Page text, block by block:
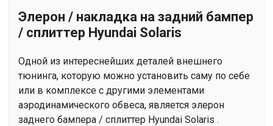
Hyundai
Solaris
Элерон / накладка на задний бампер
/ сплиттер Hyundai Solaris
Одной из интереснейших деталей внешнего
тюнинга, которую можно установить саму по себе
или в комплексе с другими элементами
аэродинамического обвеса, является элерон
заднего бампера / сплиттер Hyundai Solaris .